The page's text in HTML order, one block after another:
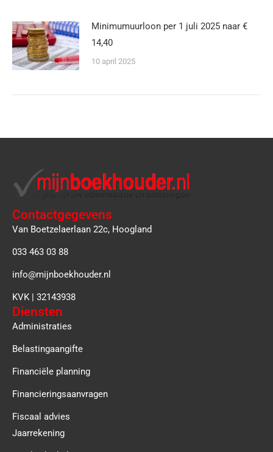
Minimumuurloon per 1 juli 2025 naar €
14,40
10 april 2025
Contactgegevens
Van Boetzelaerlaan 22c, Hoogland
033 463 03 88
info@mijnboekhouder.nl
KVK | 32143938
Diensten
Administraties
Belastingaangifte
Financiële planning
Financieringsaanvragen
Fiscaal advies
Jaarrekening